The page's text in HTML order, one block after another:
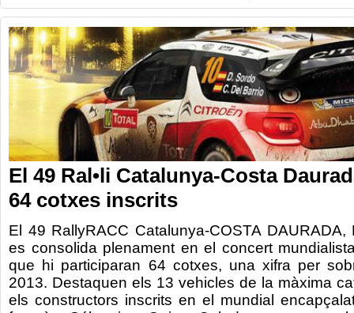
El 49 Ral•li Catalunya-Costa
64 cotxes inscrits
El 49 RallyRACC Catalunya-COSTA
es consolida plenament en el concert
que hi participaran 64 cotxes, una xifra per
2013. Destaquen els 13 vehicles de la màxima
els constructors inscrits en el mundial